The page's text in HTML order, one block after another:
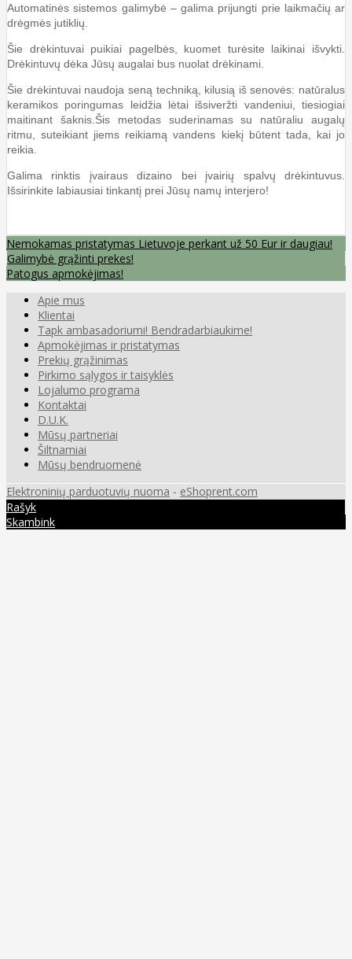
Automatinės sistemos galimybė – galima prijungti prie laikmačių ar
drėgmės jutiklių.
Šie drėkintuvai puikiai pagelbės, kuomet turėsite laikinai išvykti.
Drėkintuvų dėka Jūsų augalai bus nuolat drėkinami.
Šie drėkintuvai naudoja seną techniką, kilusią iš senovės: natūralus
keramikos poringumas leidžia lėtai išsiveržti vandeniui, tiesiogiai
maitinant šaknis.Šis metodas suderinamas su natūraliu augalų
ritmu, suteikiant jiems reikiamą vandens kiekį būtent tada, kai jo
reikia.
Galima rinktis įvairaus dizaino bei įvairių spalvų drėkintuvus.
Išsirinkite labiausiai tinkantį prei Jūsų namų interjero!
Nemokamas pristatymas Lietuvoje perkant už 50 Eur ir daugiau!
Galimybė grąžinti prekes!
Patogus apmokėjimas!
Apie mus
Klientai
Tapk ambasadoriumi! Bendradarbiaukime!
Apmokėjimas ir pristatymas
Prekių grąžinimas
Pirkimo sąlygos ir taisyklės
Lojalumo programa
Kontaktai
D.U.K.
Mūsų partneriai
Šiltnamiai
Mūsų bendruomenė
Elektroninių parduotuvių nuoma - eShoprent.com
Rašyk
Skambink